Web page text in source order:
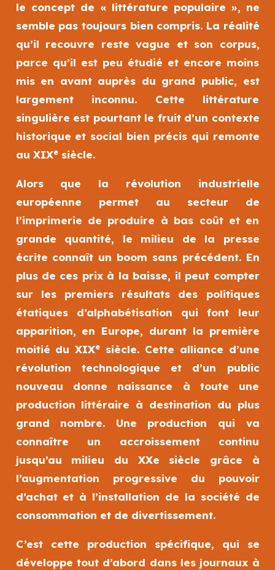
le concept de « littérature populaire », ne
semble pas toujours bien compris. La réalité
qu’il recouvre reste vague et son corpus,
parce qu’il est peu étudié et encore moins
mis en avant auprès du grand public, est
largement inconnu. Cette littérature
singulière est pourtant le fruit d’un contexte
historique et social bien précis qui remonte
au XIXesiècle.
Alors que la révolution industrielle
européenne permet au secteur de
l’imprimerie de produire à bas coût et en
grande quantité, le milieu de la presse
écrite connaît un boom sans précédent. En
plus de ces prix à la baisse, il peut compter
sur les premiers résultats des politiques
étatiques d’alphabétisation qui font leur
apparition, en Europe, durant la première
moitié du XIXe
siècle. Cette alliance d’une
révolution technologique et d’un public
nouveau donne naissance à toute une
production littéraire à destination du plus
grand nombre. Une production qui va
connaître un accroissement continu
jusqu’au milieu du XXe siècle grâce à
l’augmentation progressive du pouvoir
d’achat et à l’installation de la société de
consommation et de divertissement.
C’est cette production spécifique, qui se
développe tout d’abord dans les journaux à